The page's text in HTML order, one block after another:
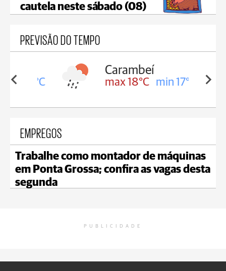
cautela neste sábado (08)
PREVISÃO DO TEMPO
18°C
Carambeí
max 18°C min 17°C
EMPREGOS
Trabalhe como montador de máquinas
em Ponta Grossa; confira as vagas desta
segunda
PUBLICIDADE